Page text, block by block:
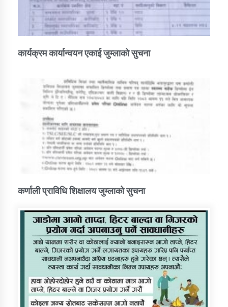
कार्यक्रम कार्यान्वयन एकाई जुम्लाको सुचना
कर्णाली प्राविधि शिक्षालय जुम्लाको सुचना